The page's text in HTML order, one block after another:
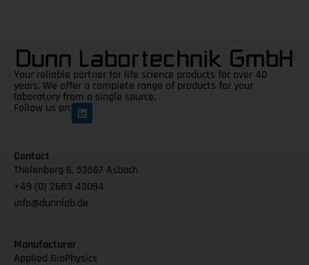
Your reliable partner for life science products for over 40
years. We offer a complete range of products for your
laboratory from a single source.
Follow us on:
Contact
Thelenberg 6, 53567 Asbach
+49 (0) 2683 43094
info@dunnlab.de
Manufacturer
Applied BioPhysics